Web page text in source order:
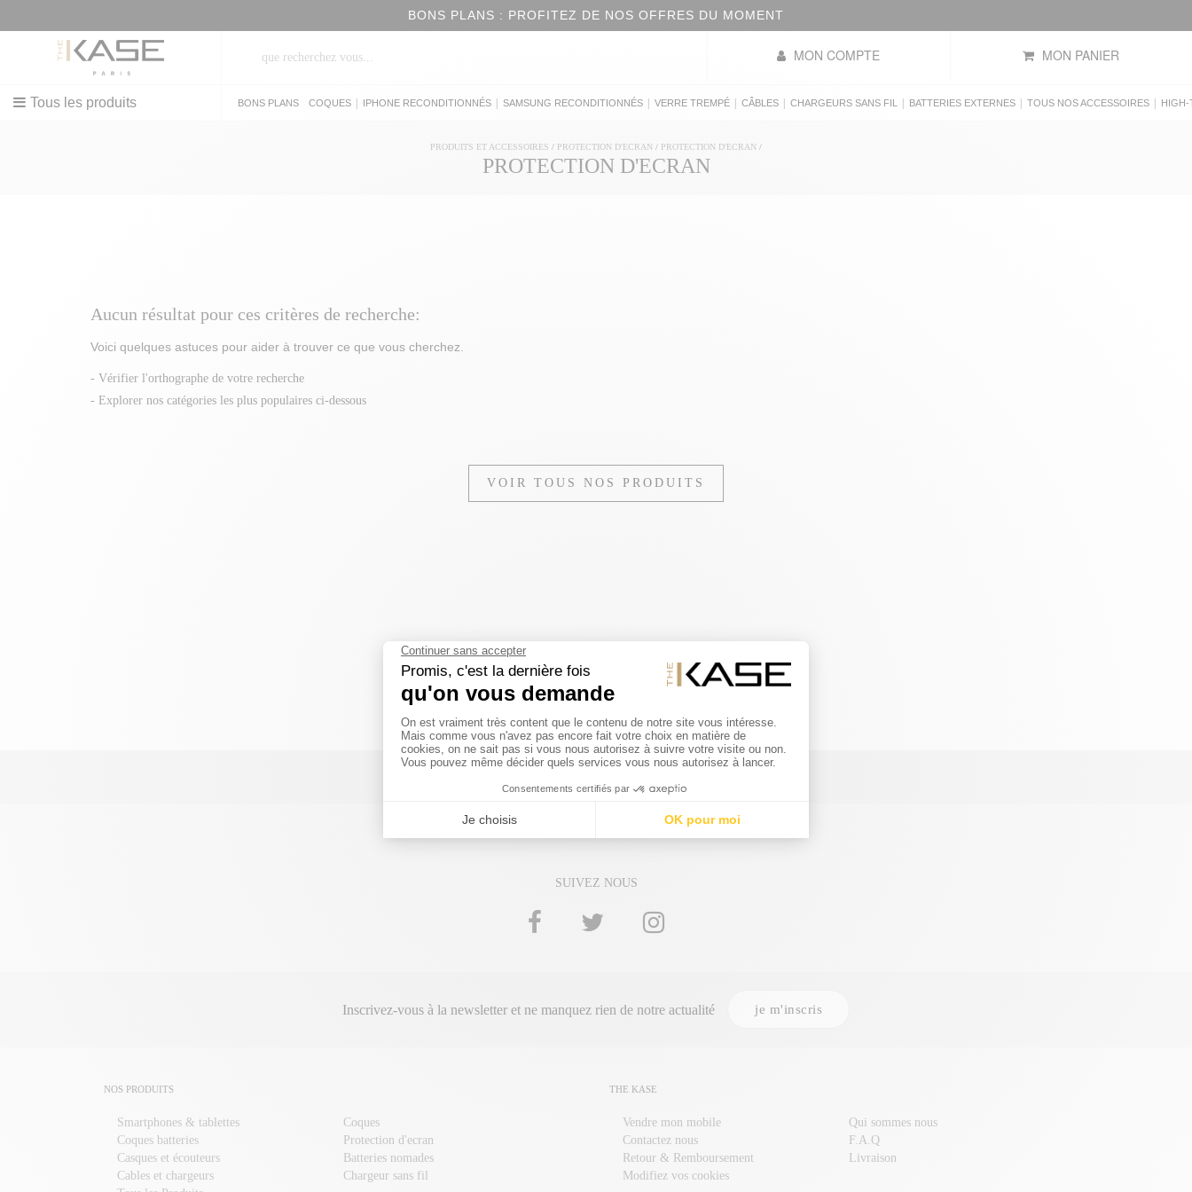
BONS PLANS : PROFITEZ DE NOS OFFRES DU MOMENT
Tous les produits
MON COMPTE MON PANIER
BONS PLANS COQUES IPHONE RECONDITIONNÉS SAMSUNG RECONDITIONNÉS VERRE TREMPÉ CÂBLES CHARGEURS SANS FIL BATTERIES EXTERNES TOUS NOS ACCESSOIRES HIGH-
PRODUITS ET ACCESSOIRES / PROTECTION D'ECRAN / PROTECTION D'ECRAN /
PROTECTION D'ECRAN
Aucun résultat pour ces critères de recherche:
Voici quelques astuces pour aider à trouver ce que vous cherchez.
- Vérifier l'orthographe de votre recherche
- Explorer nos catégories les plus populaires ci-dessous
VOIR TOUS NOS PRODUITS
SUIVEZ NOUS
Inscrivez-vous à la newsletter et ne manquez rien de notre actualité je m'inscris
NOS PRODUITS
Smartphones & tablettes
Coques
Coques batteries
Protection d'ecran
Casques et écouteurs
Batteries nomades
Cables et chargeurs
Chargeur sans fil
THE KASE
Vendre mon mobile
Qui sommes nous
Contactez nous
F.A.Q
Retour & Remboursement
Livraison
Modifiez vos cookies